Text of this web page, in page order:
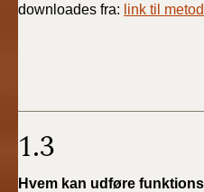
downloades fra: link til
1.3
Hvem kan udføre